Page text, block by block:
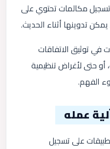
تسجيل مكالمات تحتوي على
تدوينها أثناء الحديث.
في توثيق الاتفاقات
أو حتى لأغراض تنظيمية
الفهم.
عمله
على تسجيل